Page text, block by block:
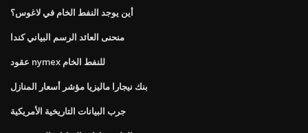
أين يوجد النفط الخام في لاغوس؟
منحنى العائد الرسم البياني كندا
عقود nymex للنفط الخام
بنك نيجارا ماليزيا مؤشر أسعار المنازل
جرب البيانات التاريخية الأمريكية